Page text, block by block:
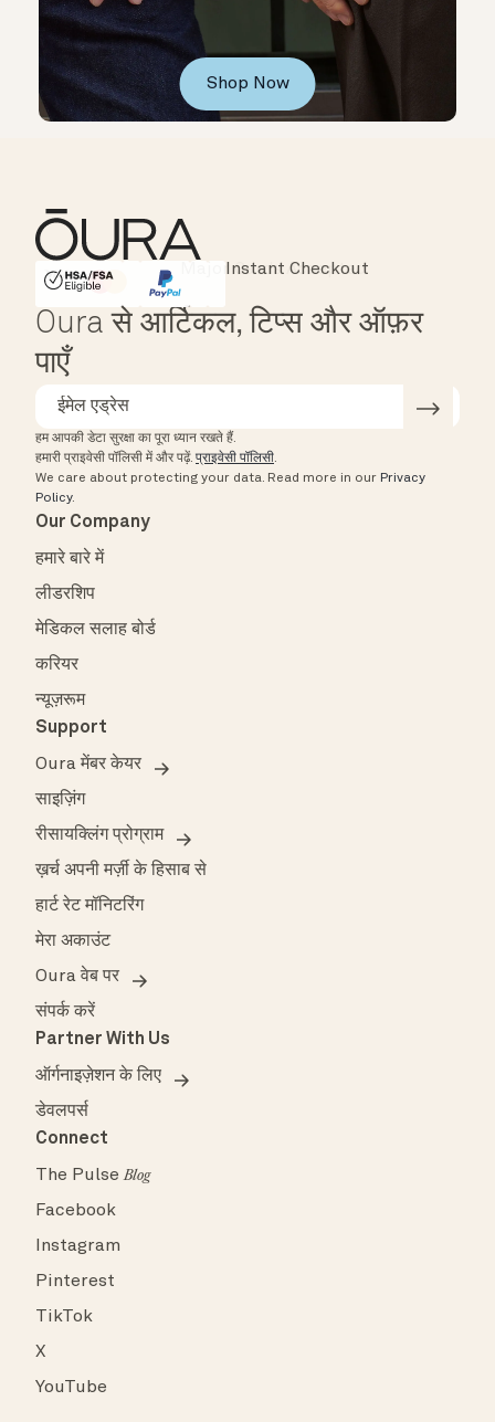
Shop Now
HSA/FSA Eligible
Affirm
Instant Checkout
Oura से आर्टिकल, टिप्स और ऑफ़र
पाएँ
हम आपकी डेटा सुरक्षा का पूरा ध्यान रखते हैं.
हमारी प्राइवेसी पॉलिसी में और पढ़ें. प्राइवेसी पॉलिसी.
We care about protecting your data. Read more in our Privacy
Policy.
Our Company
हमारे बारे में
लीडरशिप
मेडिकल सलाह बोर्ड
करियर
न्यूज़रूम
Support
Oura मेंबर केयर
साइज़िंग
रीसायक्लिंग प्रोग्राम
ख़र्च अपनी मर्ज़ी के हिसाब से
हार्ट रेट मॉनिटरिंग
मेरा अकाउंट
Oura वेब पर
संपर्क करें
Partner With Us
ऑर्गनाइज़ेशन के लिए
डेवलपर्स
Connect
The PulseBlog
Facebook
Instagram
Pinterest
TikTok
X
YouTube